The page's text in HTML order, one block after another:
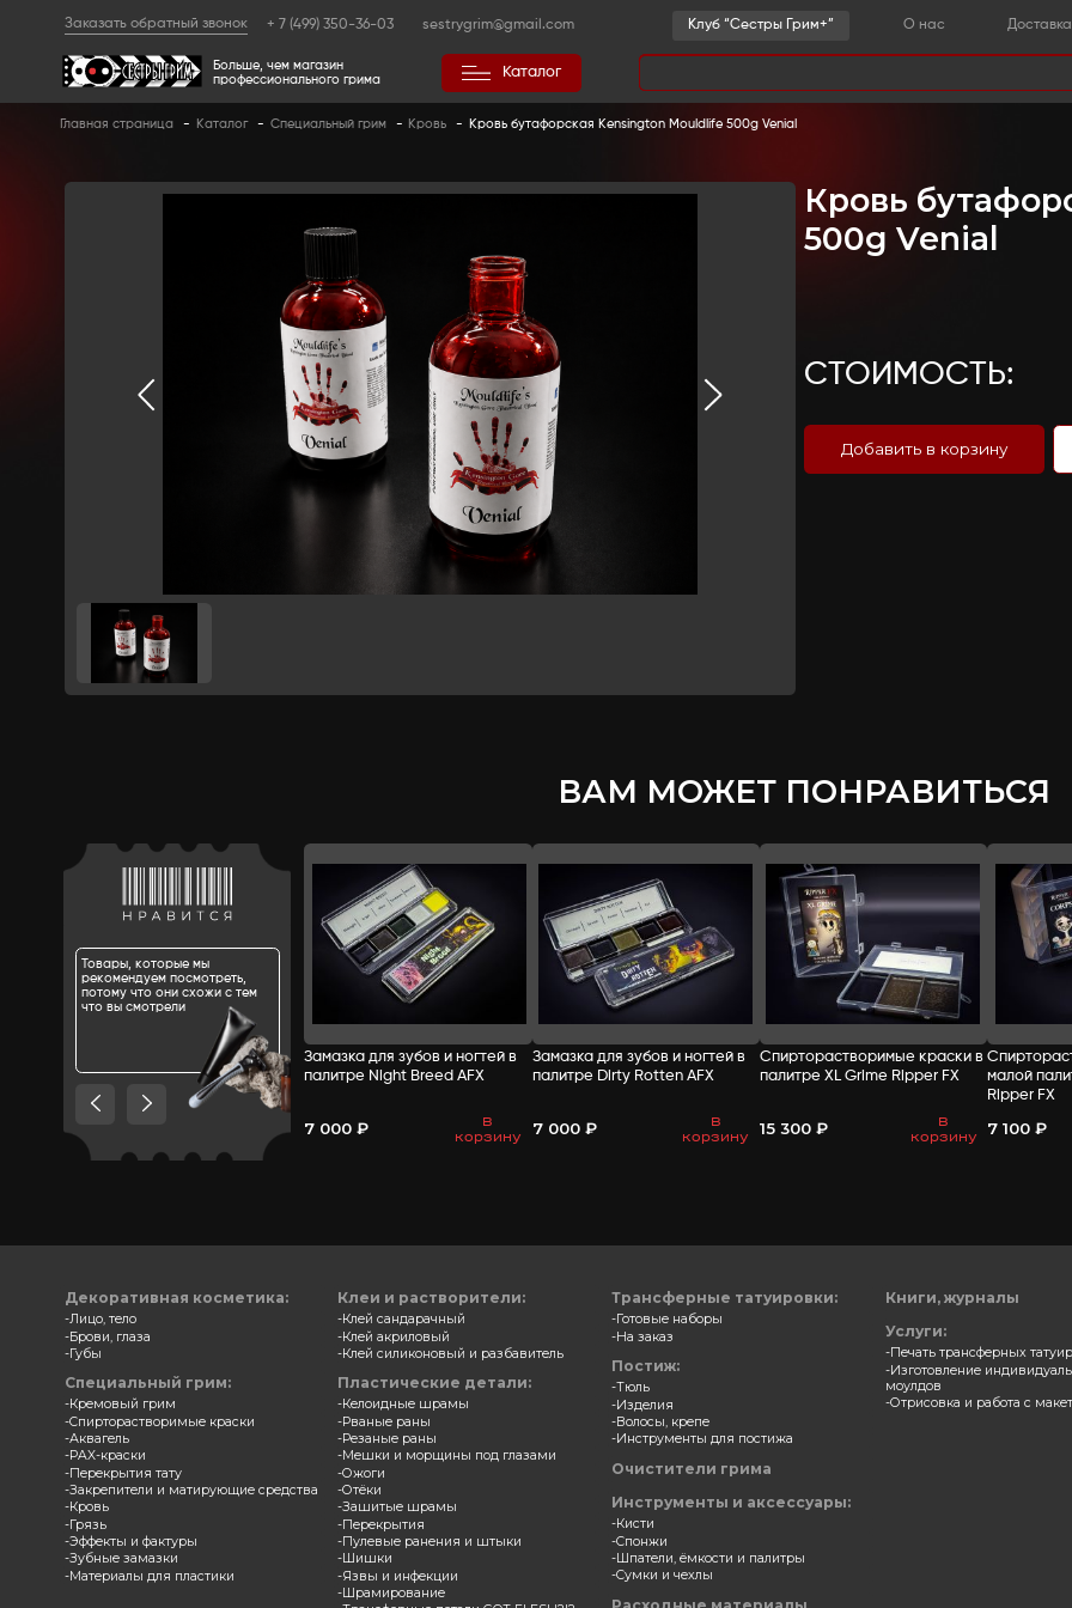
Заказать обратный звонок + 7 (499) 350-36-03 sestrygrim@gmail.com
Больше, чем магазин
профессионального грима
Каталог
Главная страница - Каталог - Специальный грим - Кровь - Кровь бутафорская Kensington
Товары, которые мы
рекомендуем посмотреть,
потому что они схожи с тем
Замазка для зубов и ногтей в